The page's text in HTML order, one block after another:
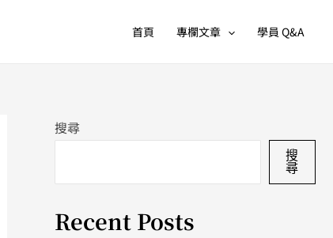
首頁 專欄文章 學員 Q&A
搜尋
搜
尋
Recent Posts